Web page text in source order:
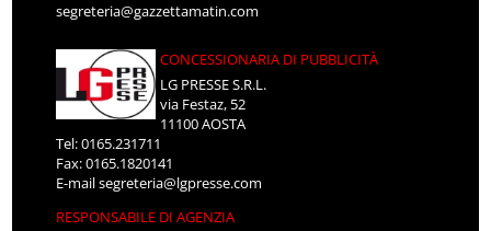
segreteria@gazzettamatin.com
CONCESSIONARIA DI PUBBLICITÀ
LG PRESSE S.R.L.
via Festaz, 52
11100 AOSTA
Tel: 0165.231711
Fax: 0165.1820141
E-mailsegreteria@lgpresse.com
RESPONSABILE DI AGENZIA